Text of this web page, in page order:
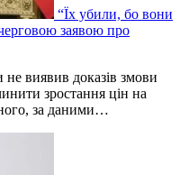
“Їх убили, бо вони
заявою про
виявив доказів змови
зростання цін на
за даними…